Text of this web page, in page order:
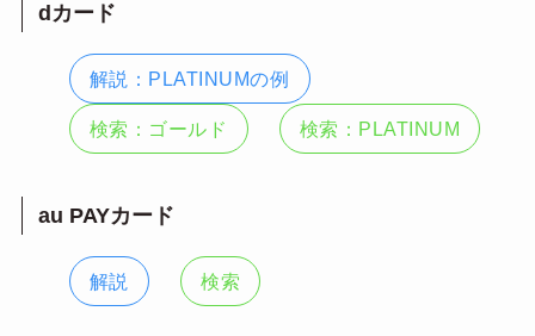
dカード
解説：PLATINUMの例
検索：ゴールド 検索：PLATINUM
au PAYカード
解説 検索